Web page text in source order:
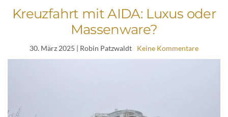
Kreuzfahrt mit AIDA: Luxus oder
Massenware?
30. März 2025 | Robin Patzwaldt Keine Kommentare